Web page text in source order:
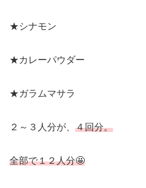
★シナモン
★カレーパウダー
★ガラムマサラ
２～３人分が、 ４回分。
全部で１２人分🤩